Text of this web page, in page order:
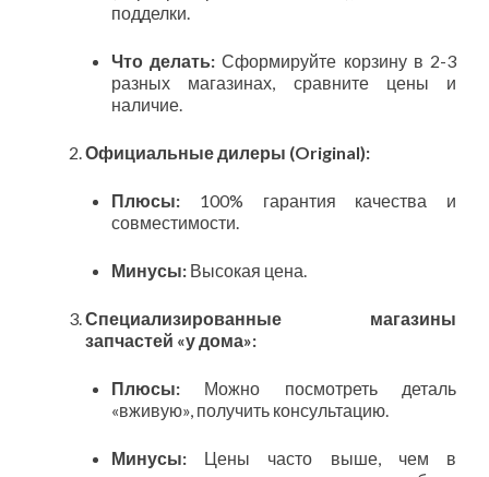
подделки.
Что делать: Сформируйте корзину в 2-3
разных магазинах, сравните цены и
наличие.
Официальные дилеры (Original):
Плюсы: 100% гарантия качества и
совместимости.
Минусы: Высокая цена.
Специализированные магазины
запчастей «у дома»:
Плюсы: Можно посмотреть деталь
«вживую», получить консультацию.
Минусы: Цены часто выше, чем в